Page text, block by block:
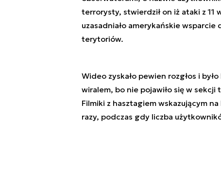
terrorysty, stwierdził on iż ataki z 11
uzasadniało amerykańskie
terytoriów.
Wideo zyskało pewien rozgłos i
wiralem, bo nie pojawiło się w sekcji
Filmiki z hasztagiem wskazującym
razy, podczas gdy liczba